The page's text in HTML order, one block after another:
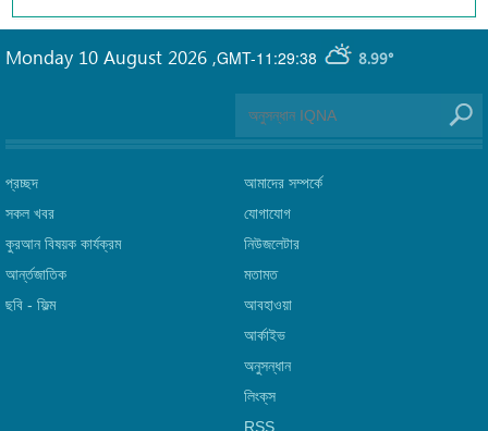
GMT-11:29:38 8.99°
Monday 10 August 2026 ,
প্রচ্ছদ
সকল খবর
কুরআন বিষয়ক কার্যক্রম
আর্ন্তজাতিক
ছবি‎ - ফিল্ম
আমাদের সম্পর্কে
যোগাযোগ
নিউজলেটার
মতামত
আবহাওয়া
আর্কাইভ
অনুসন্ধান
লিংক্‌স
RSS